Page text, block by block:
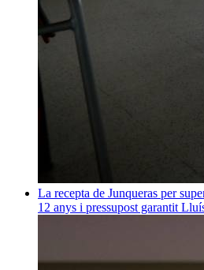
La recepta de Junqueras per
12 anys i pressupost garantit